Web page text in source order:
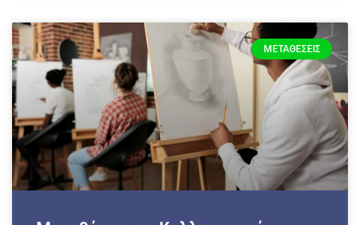
ΜΕΤΑΘΈΣΕΙΣ